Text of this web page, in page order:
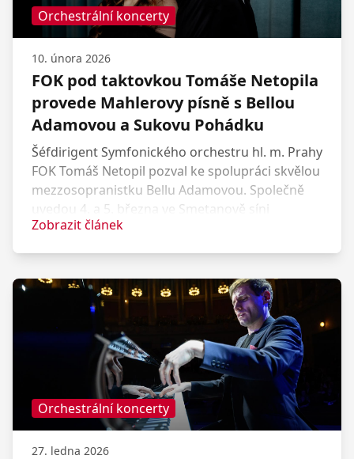
Orchestrální koncerty
10. února 2026
FOK pod taktovkou Tomáše Netopila
provede Mahlerovy písně s Bellou
Adamovou a Sukovu Pohádku
Šéfdirigent Symfonického orchestru hl. m. Prahy
FOK Tomáš Netopil pozval ke spolupráci skvělou
mezzosopranistku Bellu Adamovou. Společně
uvedou 4. a 5. března ve Smetanově síni
Obecního domu Mahlerovy Písně o mrtvých
Radúz a Mahulena, předehrou večera bude
jímavé Adagio pro smyčce Samuela Barbera.
Zobrazit článek
Orchestrální koncerty
27. ledna 2026